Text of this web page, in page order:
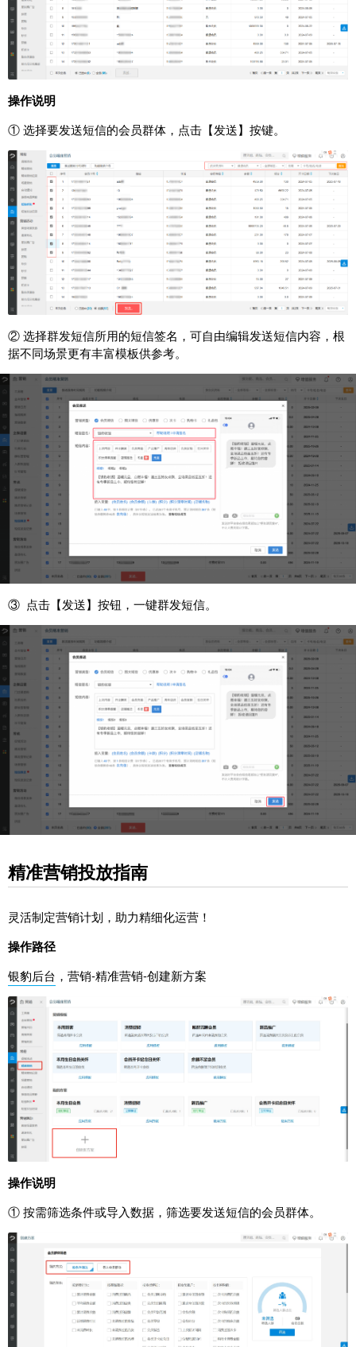
操作说明
① 选择要发送短信的会员群体，点击【发送】按键。
② 选择群发短信所用的短信签名，可自由编辑发送短信内容，根
据不同场景更有丰富模板供参考。
③ 点击【发送】按钮，一键群发短信。
精准营销投放指南
灵活制定营销计划，助力精细化运营！
操作路径
银豹后台 ，营销-精准营销-创建新方案
操作说明
① 按需筛选条件或导入数据，筛选要发送短信的会员群体。